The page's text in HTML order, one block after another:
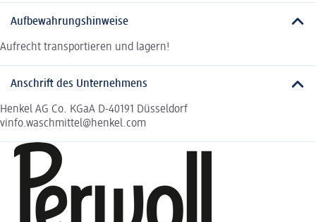
Aufbewahrungshinweise
Aufrecht transportieren und lagern!
Anschrift des Unternehmens
Henkel AG Co. KGaA D-40191 Düsseldorf
vinfo.waschmittel@henkel.com